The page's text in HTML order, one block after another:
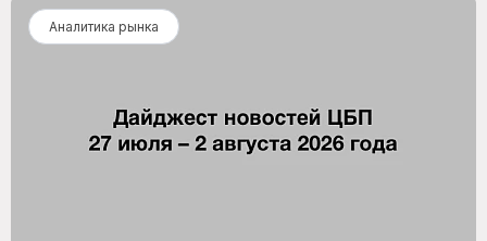
Аналитика рынка